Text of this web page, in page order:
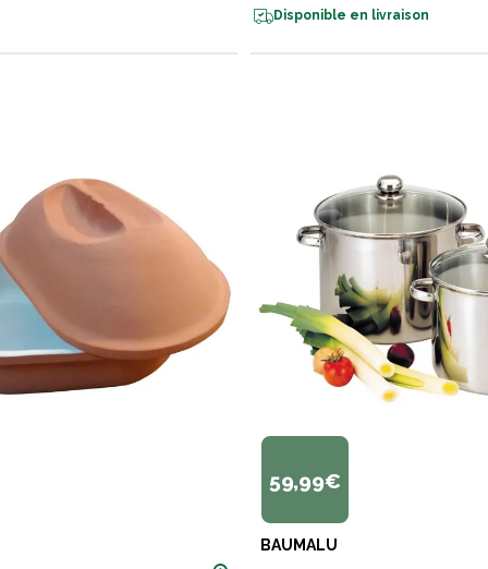
Disponible en livraison
59,99€
BAUMALU